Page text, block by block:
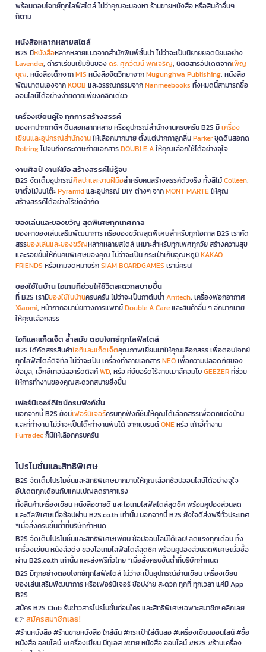
พร้อมตอบโจทย์ทุกไลฟ์สไตล์ ไม่ว่าคุณจะมองหา ร้านขายหนังสือ หรือสินค้าอื่นๆ
ก็ตาม
หนังสือหลากหลายสไตล์
B2S มีหนังสือหลากหลายแนวจากสำนักพิมพ์ชั้นนำ ไม่ว่าจะเป็นนิยายยอดนิยมอย่าง
Lavender, ตำราเรียนเข้มข้นของดร. ศุภวัฒน์ พุกเจริญ, นิตยสารอัปเดตจากเพ็ญ
บุญ, หนังสือเด็กจากMIS หนังสือจิตวิทยาจากMugunghwa Publishing, หนังสือ
พัฒนาตนเองจากKOOB และวรรณกรรมจากNanmeebooks ทั้งหมดนี้สามารถซื้อ
ออนไลน์ได้อย่างง่ายดายเพียงคลิกเดียว
เครื่องเขียนคู่ใจ ทุกการสร้างสรรค์
มองหาปากกาดีๆ ดินสอหลากหลาย หรืออุปกรณ์สำนักงานครบครัน B2S มีเครื่อง
เขียนและอุปกรณ์สำนักงานให้เลือกมากมาย ตั้งแต่ปากกาลูกลื่นParkerชุดดินสอกด
Rotringไปจนถึงกระดาษถ่ายเอกสารDOUBLE Aให้คุณเลือกใช้ได้อย่างจุใจ
งานศิลป์ งานฝีมือ สร้างสรรค์ไม่รู้จบ
B2S จัดเต็มอุปกรณ์ศิลปะและงานฝีมือสำหรับคนสร้างสรรค์ตัวจริง ทั้งสีไม้Colleen,
ขาตั้งไม้บนโต๊ะPyramidและอุปกรณ์ DIY ต่างๆ จากMONT MARTEให้คุณ
สร้างสรรค์ได้อย่างไร้ขีดจำกัด
ของเล่นและของขวัญ สุดพิเศษทุกเทศกาล
มองหาของเล่นเสริมพัฒนาการ หรือของขวัญสุดพิเศษสำหรับทุกโอกาส B2S เราคัด
สรรของเล่นและของขวัญหลากหลายสไตล์ เหมาะสำหรับทุกเพศทุกวัย สร้างความสุข
และรอยยิ้มให้กับคนพิเศษของคุณ ไม่ว่าจะเป็น กระเป๋าเก็บอุณหภูมิKAKAO
FRIENDS หรือเกมจดหมายรักSIAM BOARDGAMES เรามีครบ!
ของใช้ในบ้าน ไอเทมที่ช่วยให้ชีวิตสะดวกสบายขึ้น
ที่ B2S เรามีของใช้ในบ้านครบครัน ไม่ว่าจะเป็นกาต้มน้ำAnitech, เครื่องฟอกอากาศ
Xiaomi, หน้ากากอนามัยทางการแพทย์Double A Careและสินค้าอื่น ๆ อีกมากมาย
ให้คุณเลือกสรร
ไอทีและแก็ดเจ็ต ล้ำสมัย ตอบโจทย์ทุกไลฟ์สไตล์
B2S ได้คัดสรรสินค้าไอทีและแก็ดเจ็ตคุณภาพเยี่ยมมาให้คุณเลือกสรร เพื่อตอบโจทย์
ทุกไลฟ์สไตล์ดิจิทัล ไม่ว่าจะเป็น เครื่องทำลายเอกสารNEOเพื่อความปลอดภัยของ
ข้อมูล, เอ็กซ์เทอนัลฮาร์ดดิสก์WD, หรือ คีย์บอร์ดไร้สายเมาส์คอมโบGEEZERที่ช่วย
ให้การทำงานของคุณสะดวกสบายยิ่งขึ้น
เฟอร์นิเจอร์ดีไซน์ครบฟังก์ชั่น
นอกจากนี้ B2S ยังมีเฟอร์นิเจอร์ครบทุกฟังก์ชันให้คุณได้เลือกสรรเพื่อตกแต่งบ้าน
และที่ทำงาน ไม่ว่าจะเป็นโต๊ะทำงานพับได้ จากแบรนด์ONEหรือ เก้าอี้ทำงาน
Furradecก็มีให้เลือกครบครัน
โปรโมชั่นและสิทธิพิเศษ
B2S จัดเต็มโปรโมชั่นและสิทธิพิเศษมากมายให้คุณเลือกช้อปออนไลน์ได้อย่างจุใจ
อัปเดตทุกเดือนกับแคมเปญลดราคาแรง
ทั้งสินค้าเครื่องเขียน หนังสือขายดี และไอเทมไลฟ์สไตล์สุดชิค พร้อมคูปองส่วนลด
และดีลพิเศษเมื่อช้อปผ่าน B2S.co.th เท่านั้น นอกจากนี้ B2S ยังใจดีส่งฟรีทั่วประเทศ
*เมื่อสั่งครบขั้นต่ำที่บริษัทกำหนด
B2S จัดเต็มโปรโมชั่นและสิทธิพิเศษเพียบ ช้อปออนไลน์ได้เลย! ลดแรงทุกเดือน ทั้ง
เครื่องเขียน หนังสือดัง ของไอเทมไลฟ์สไตล์สุดชิค พร้อมคูปองส่วนลดพิเศษเมื่อซื้อ
ผ่าน B2S.co.th เท่านั้น และส่งฟรีทั่วไทย *เมื่อสั่งครบขั้นต่ำที่บริษัทกำหนด
B2S มีทุกอย่างตอบโจทย์ทุกไลฟ์สไตล์ ไม่ว่าจะเป็นอุปกรณ์อ่านเขียน เครื่องเขียน
ของเล่นเสริมพัฒนาการ หรือเฟอร์นิเจอร์ ช้อปง่าย สะดวก ทุกที่ ทุกเวลา แค่มี App
B2S
สมัคร B2S Club รับข่าวสารโปรโมชั่นก่อนใคร และสิทธิพิเศษเฉพาะสมาชิก! คลิกเลย
👉 สมัครสมาชิกเลย!
#ร้านหนังสือ #ร้านขายหนังสือ ใกล้ฉัน #กระเป๋าใส่ดินสอ #เครื่องเขียนออนไลน์ #ซื้อ
หนังสือ ออนไลน์ #เครื่องเขียน บีทูเอส #ขาย หนังสือ ออนไลน์ #B2S #ร้านเครื่อง